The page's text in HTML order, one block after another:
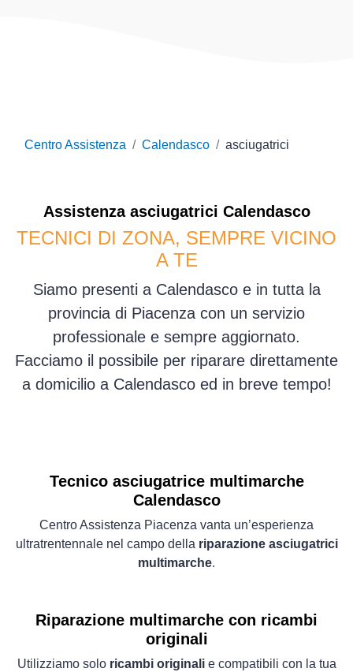
Centro Assistenza Calendasco asciugatrici
Assistenza asciugatrici Calendasco
TECNICI DI ZONA, SEMPRE VICINO
A TE
Siamo presenti a Calendasco e in tutta la
provincia di Piacenza con un servizio
professionale e sempre aggiornato.
Facciamo il possibile per riparare direttamente
a domicilio a Calendasco ed in breve tempo!
Tecnico asciugatrice multimarche
Calendasco
Centro Assistenza Piacenza vanta un’esperienza
ultratrentennale nel campo della riparazione asciugatrici
multimarche.
Riparazione multimarche con ricambi
originali
Utilizziamo solo ricambi originali e compatibili con la tua